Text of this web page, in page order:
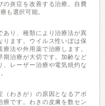
炎症を改善する治療。自費
も選択可能。
あり、種類により治療法が異
ります。ウイルス性いぼは保
法や外用薬で治療します。
治療が大切です。加齢など
レーザー治療や電気焼灼な
わきが）の原因となるアポ
です。わきの皮膚を数セン